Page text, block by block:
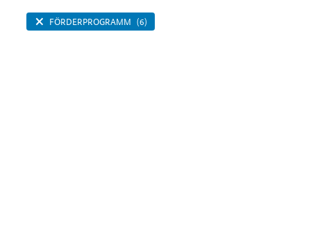
FÖRDERPROGRAMM (6)